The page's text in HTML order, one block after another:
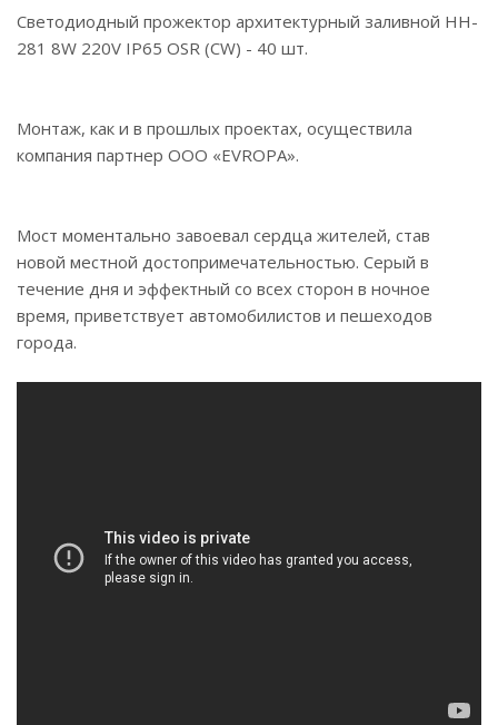
Светодиодный прожектор архитектурный заливной HH-
281 8W 220V IP65 OSR (CW) - 40 шт.
Монтаж, как и в прошлых проектах, осуществила
компания партнер ООО «EVROPA».
Мост моментально завоевал сердца жителей, став
новой местной достопримечательностью. Серый в
течение дня и эффектный со всех сторон в ночное
время, приветствует автомобилистов и пешеходов
города.